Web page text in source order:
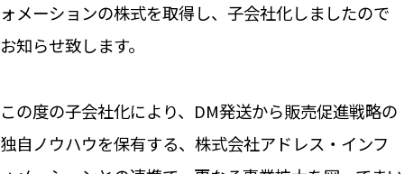
ォメーションの株式を取得し、子会社化しましたので
お知らせ致します。
この度の子会社化により、DM発送から販売促進戦略の
独自ノウハウを保有する、株式会社アドレス・インフ